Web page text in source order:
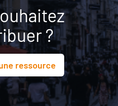
?
ressource